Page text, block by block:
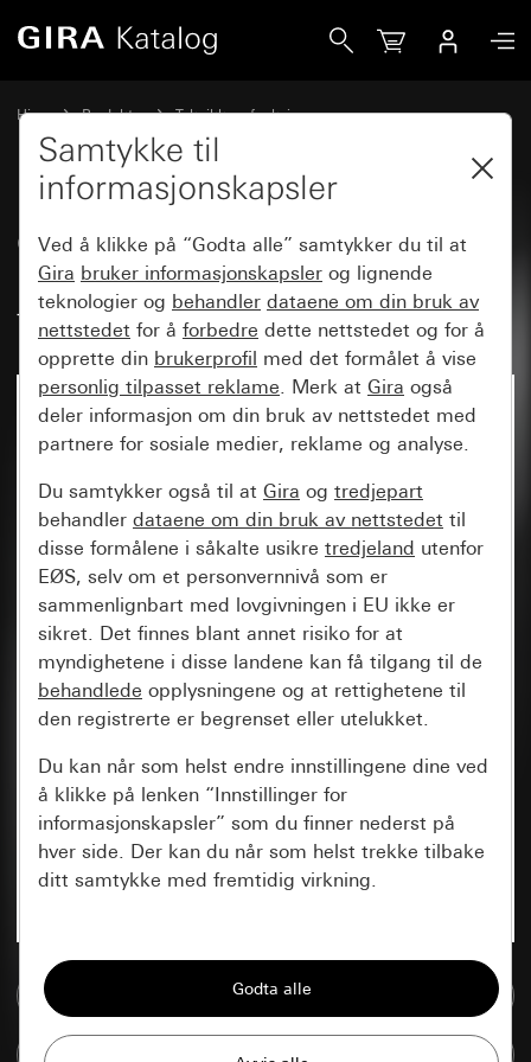
Hjem Produkter
Teknikk og funksjoner
Varme-, ventilasjons-, sanitærteknikk
CO2 -sensor med
luftfuktighetsregulator og
termostat for KNX System 55
Ikke lenger tilgjengelig
Til mediadatabase
Sammenlign artikkel
Samtykke til
informasjonskapsler
Ved å klikke på “Godta alle” samtykker du til at
Gira bruker informasjonskapsler og lignende
teknologier og behandler dataene om din bruk av
nettstedet for å forbedre dette nettstedet og for å
opprette din brukerprofil med det formålet å vise
personlig tilpasset reklame. Merk at Gira også
deler informasjon om din bruk av nettstedet med
partnere for sosiale medier, reklame og analyse.
Du samtykker også til at Gira og tredjepart
behandler dataene om din bruk av nettstedet til
disse formålene i såkalte usikre tredjeland utenfor
EØS, selv om et personvernnivå som er
sammenlignbart med lovgivningen i EU ikke er
sikret. Det finnes blant annet risiko for at
myndighetene i disse landene kan få tilgang til de
behandlede opplysningene og at rettighetene til
den registrerte er begrenset eller utelukket.
Du kan når som helst endre innstillingene dine ved
å klikke på lenken “Innstillinger for
informasjonskapsler” som du finner nederst på
hver side. Der kan du når som helst trekke tilbake
ditt samtykke med fremtidig virkning.
Alle informasjonskapslene vi trenger for å
kunne vise deg siden.